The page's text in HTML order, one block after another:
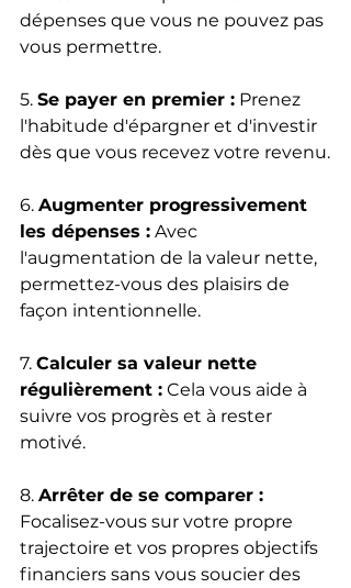
dépenses que vous ne pouvez pas
vous permettre.
5. Se payer en premier : Prenez
l'habitude d'épargner et d'investir
dès que vous recevez votre revenu.
6. Augmenter progressivement
les dépenses : Avec
l'augmentation de la valeur nette,
permettez-vous des plaisirs de
façon intentionnelle.
7. Calculer sa valeur nette
régulièrement : Cela vous aide à
suivre vos progrès et à rester
motivé.
8. Arrêter de se comparer :
Focalisez-vous sur votre propre
trajectoire et vos propres objectifs
financiers sans vous soucier des